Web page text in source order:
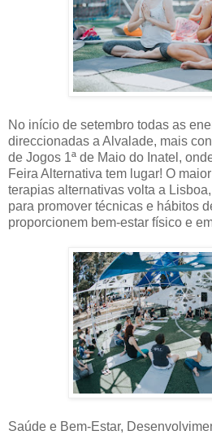
No início de setembro todas as
direccionadas a Alvalade, mais
de Jogos 1ª de Maio do Inatel,
Feira Alternativa tem lugar! O
terapias alternativas volta a
para promover técnicas e hábitos
proporcionem bem-estar físico e
Saúde e Bem-Estar,